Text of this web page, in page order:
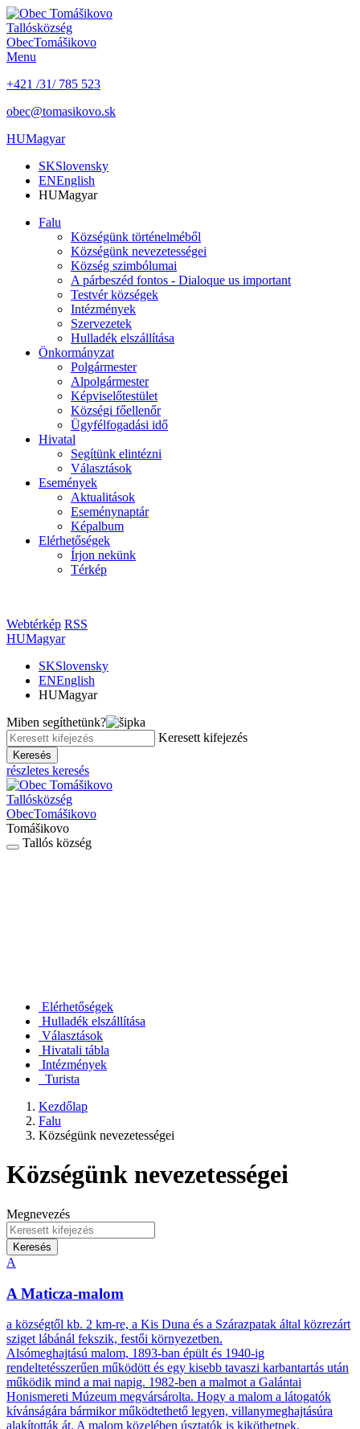
Tallósközség
ObecTomášikovo
Menu
+421 /31/ 785 523
obec@tomasikovo.sk
HUMagyar
SKSlovensky
ENEnglish
HUMagyar
Falu
Községünk történelméből
Községünk nevezetességei
Község szimbólumai
A párbeszéd fontos - Dialoque us important
Testvér községek
Intézmények
Szervezetek
Hulladék elszállítása
Önkormányzat
Polgármester
Alpolgármester
Képviselőtestület
Községi főellenőr
Ügyfélfogadási idő
Hivatal
Segítünk elintézni
Választások
Események
Aktualitások
Eseménynaptár
Képalbum
Elérhetőségek
Írjon nekünk
Térkép
Webtérkép RSS
HUMagyar
SKSlovensky
ENEnglish
HUMagyar
Miben segíthetünk?
Keresett kifejezés
Keresés
részletes keresés
Tallósközség
ObecTomášikovo
Tomášikovo
Tallós község
Elérhetőségek
Hulladék elszállítása
Választások
Hivatali tábla
Intézmények
Turista
Kezdőlap
Falu
Községünk nevezetességei
Községünk nevezetességei
Megnevezés
Keresés
A
A Maticza-malom
a községtől kb. 2 km-re, a Kis Duna és a Szárazpatak által közrezárt
sziget lábánál fekszik, festői környezetben.
Alsómeghajtású malom, 1893-ban épült és 1940-ig
rendeltetésszerűen működött és egy kisebb tavaszi karbantartás után
működik mind a mai napig. 1982-ben a malmot a Galántai
Honismereti Múzeum megvársárolta. Hogy a malom a látogatók
kívánságára bármikor működtethető legyen, villanymeghajtásúra
alakították át. A malom közelében úsztatók is kiköthetnek,